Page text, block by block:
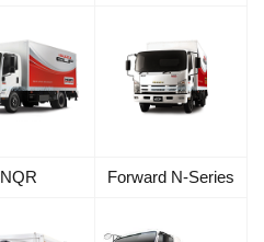
NQR Forward N-Series